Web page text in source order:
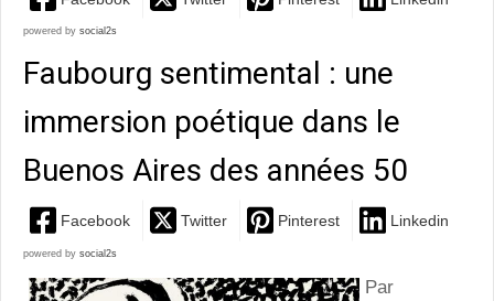
powered by social2s
Faubourg sentimental : une
immersion poétique dans le
Buenos Aires des années 50
Facebook Twitter Pinterest Linkedin
powered by social2s
Par